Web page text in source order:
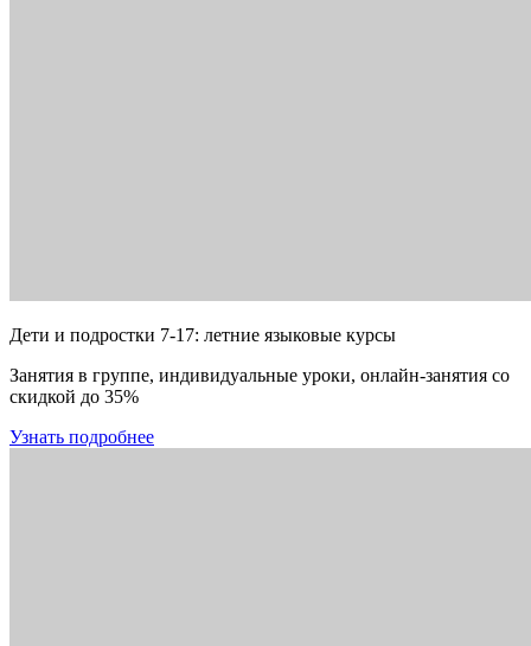
Дети и подростки 7-17: летние языковые курсы
Занятия в группе, индивидуальные уроки, онлайн-занятия со
скидкой до 35%
Узнать подробнее